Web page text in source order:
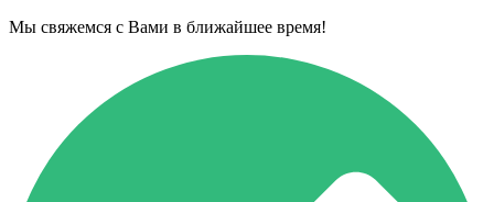
Мы свяжемся с Вами в ближайшее время!